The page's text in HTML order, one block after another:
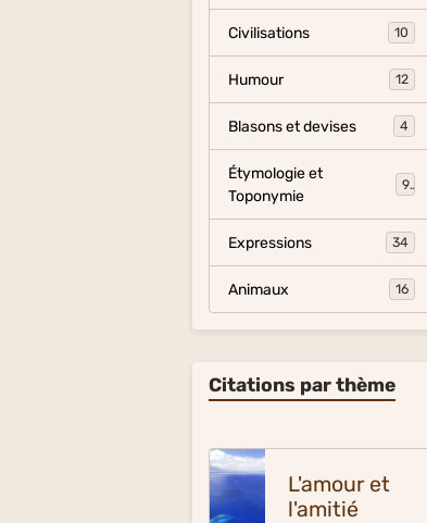
Civilisations 10
Humour 12
Blasons et devises 4
Étymologie et
Toponymie
9
Expressions 34
Animaux 16
Citations par thème
L'amour et
l'amitié